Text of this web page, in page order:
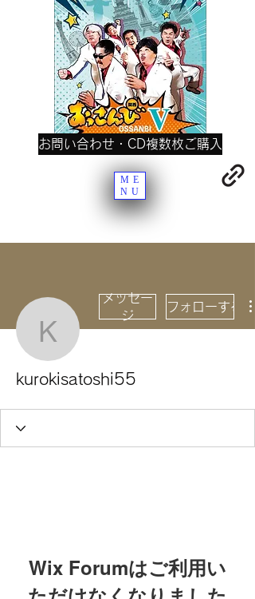
お問い合わせ・CD複数枚ご購入
ME
NU
kurokisatoshi55
メッセー
ジ
フォローする
kurokisatoshi55
Wix Forumはご利用い